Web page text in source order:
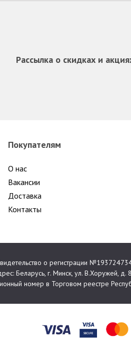
Рассылка о скидках и
Покупателям
О нас
Вакансии
Доставка
Контакты
о регистрации
Беларусь, г. Минск, ул. В.Хоружей, д.
номер в Торговом реестре